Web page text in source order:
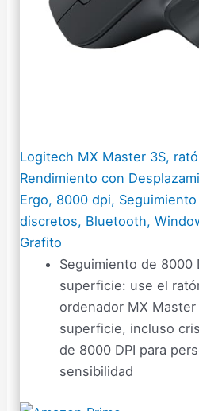
Logitech MX Master 3S,
Rendimiento con
Ergo, 8000 dpi,
discretos, Bluetooth,
Grafito
Seguimiento de 8000
superficie: use el
ordenador MX
superficie, incluso
de 8000 DPI para
sensibilidad